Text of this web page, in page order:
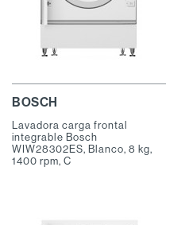
BOSCH
Lavadora carga frontal
integrable Bosch
WIW28302ES, Blanco, 8 kg,
1400 rpm, C